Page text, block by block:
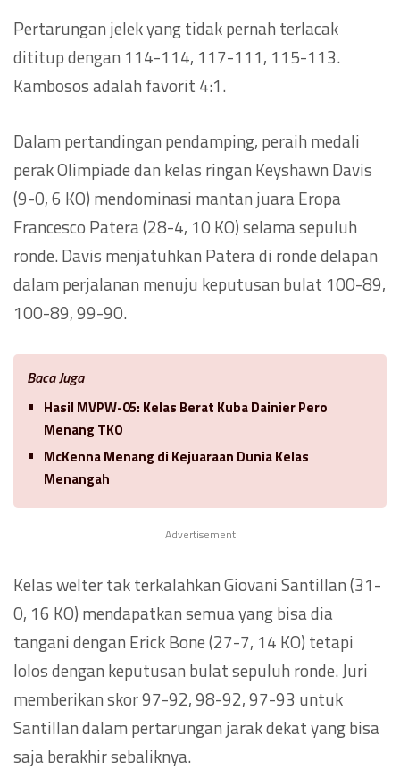
Pertarungan jelek yang tidak pernah terlacak
dititup dengan 114-114, 117-111, 115-113.
Kambosos adalah favorit 4:1.
Dalam pertandingan pendamping, peraih medali
perak Olimpiade dan kelas ringan Keyshawn Davis
(9-0, 6 KO) mendominasi mantan juara Eropa
Francesco Patera (28-4, 10 KO) selama sepuluh
ronde. Davis menjatuhkan Patera di ronde delapan
dalam perjalanan menuju keputusan bulat 100-89,
100-89, 99-90.
Baca Juga
Hasil MVPW-05: Kelas Berat Kuba Dainier Pero
Menang TKO
McKenna Menang di Kejuaraan Dunia Kelas
Menangah
Advertisement
Kelas welter tak terkalahkan Giovani Santillan (31-
0, 16 KO) mendapatkan semua yang bisa dia
tangani dengan Erick Bone (27-7, 14 KO) tetapi
lolos dengan keputusan bulat sepuluh ronde. Juri
memberikan skor 97-92, 98-92, 97-93 untuk
Santillan dalam pertarungan jarak dekat yang bisa
saja berakhir sebaliknya.